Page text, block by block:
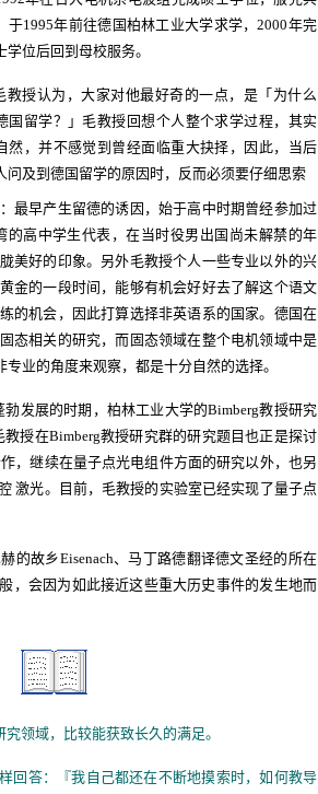
于1995年前往德国柏林工业大学求学，2000年完
学位后回到母校服务。
教授认为，大家对他最好奇的一点，是「为什么
国留学？」毛教授回想个人整个求学过程，其实
然，并不感觉到曾经面临重大抉择，因此，当后
问及到德国留学的原因时，反而必须要仔细思索
最早产生留德的诱因，始于高中时期曾经参加过
高中学生代表，在当时役男出国尚未解禁的年
美好的印象。另外毛教授个人一些专业以外的兴
金的一段时间，能够有机会好好去了解这个语文
的机会，因此打算选择非英语系的国家。德国在
态相关的研究，而固态领域在整个电机领域中是
业的角度来观察，都是十分自然的选择。
发展的时期，柏林工业大学的Bimberg教授研究
教授在Bimberg教授研究群的研究题目也正是探讨
，继续在量子点光电组件方面的研究以外，也另
激光。目前，毛教授的实验室已经实现了量子点
的故乡Eisenach、马丁路德翻译德文圣经的所在
，会因为如此接近这些重大历史事件的发生地而
领域，比较能获致长久的满足。
回答：『我自己都还在不断地摸索时，如何教导